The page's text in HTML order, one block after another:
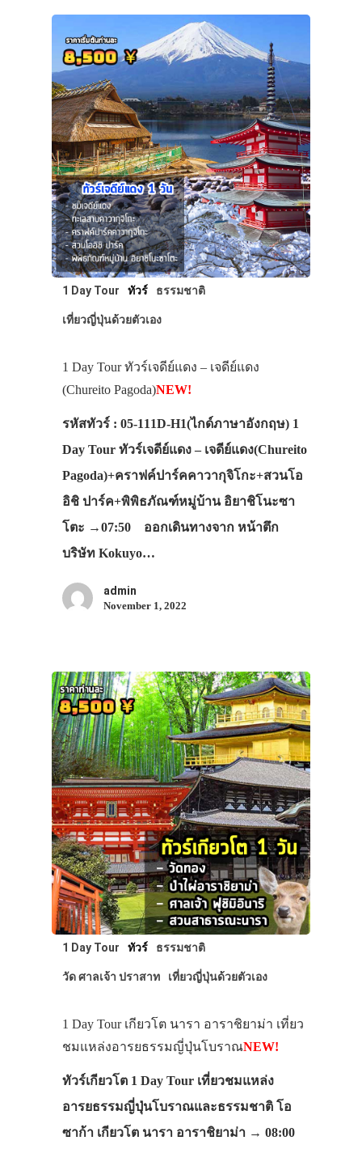
1 Day Tour ทัวร์ ธรรมชาติ
เที่ยวญี่ปุ่นด้วยตัวเอง
1 Day Tour ทัวร์เจดีย์แดง – เจดีย์แดง
(Chureito Pagoda)NEW!
รหัสทัวร์ : 05-111D-H1(ไกด์ภาษาอังกฤษ) 1
Day Tour ทัวร์เจดีย์แดง – เจดีย์แดง(Chureito
Pagoda)+คราฟค์ปาร์คคาวากุจิโกะ+สวนโอ
อิชิ ปาร์ค+พิพิธภัณฑ์หมู่บ้าน อิยาชิโนะซา
โตะ →07:50 ออกเดินทางจาก หน้าตึก
บริษัท Kokuyo…
admin
November 1, 2022
1 Day Tour ทัวร์ ธรรมชาติ
วัด ศาลเจ้า ปราสาท เที่ยวญี่ปุ่นด้วยตัวเอง
1 Day Tour เกียวโต นารา อาราชิยาม่า เที่ยว
ชมแหล่งอารยธรรมญี่ปุ่นโบราณNEW!
ทัวร์เกียวโต 1 Day Tour เที่ยวชมแหล่ง
อารยธรรมญี่ปุ่นโบราณและธรรมชาติ โอ
ซาก้า เกียวโต นารา อาราชิยาม่า → 08:00